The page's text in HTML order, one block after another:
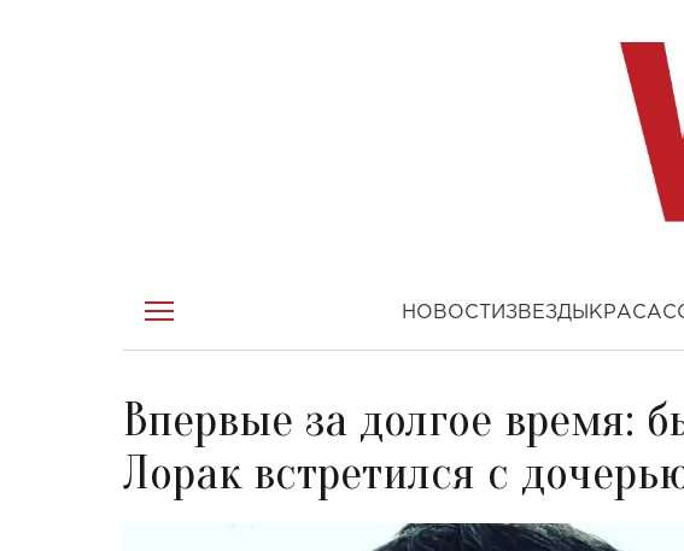
НОВОСТИ ЗВЕЗДЫ КРАСА
Впервые за долгое время:
Лорак встретился с